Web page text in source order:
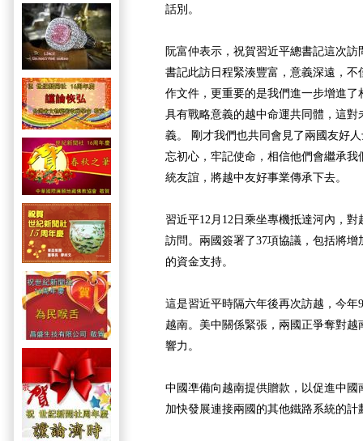
話別。
阮富仲表示，祝賀習近平總書記這次
書記此訪日程緊湊豐富，意義深遠，
作文件，更重要的是我們進一步增進
具有戰略意義的越中命運共同體，這
義。 剛才我們也共同會見了兩國友好
忘初心，牢記使命，相信他們會繼承
統友誼，將越中友好事業傳承下去。
習近平12月12日乘坐專機抵達河內，
訪問。兩國簽署了37項協議，包括將
的資金支持。
這是習近平時隔六年後再次訪越，今年
越南。美中關係緊張，兩國正爭奪對
響力。
中國凖備向越南提供贈款，以促進中
加快發展連接兩國的其他鐵路系統的計